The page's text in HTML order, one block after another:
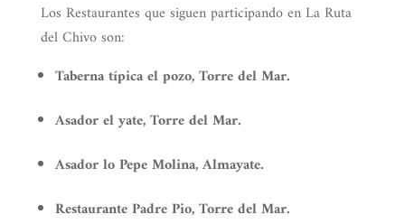
Los Restaurantes que siguen participando en La Ruta
del Chivo son:
Taberna típica el pozo, Torre del Mar.
Asador el yate, Torre del Mar.
Asador lo Pepe Molina, Almayate.
Restaurante Padre Pio, Torre del Mar.